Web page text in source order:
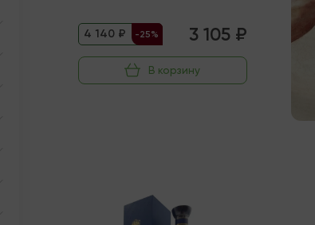
4 140 ₽ -25% 3 105 ₽
В корзину